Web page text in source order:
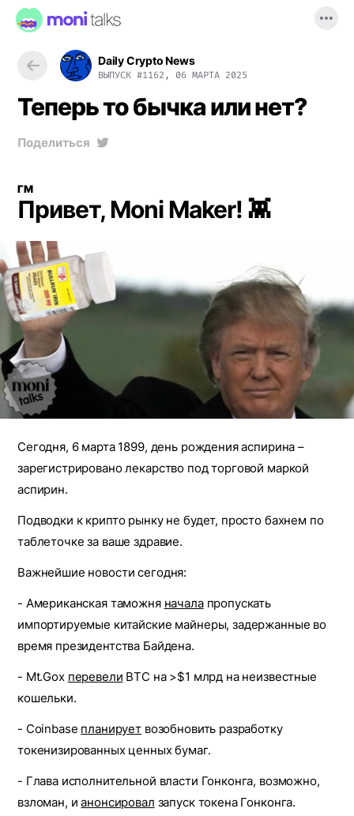
Daily Crypto News
ВЫПУСК #1162, 06 МАРТА 2025
Теперь то бычка или нет?
Поделиться
ГМ
Привет, Moni Maker! 👾
Сегодня, 6 марта 1899, день рождения аспирина –
зарегистрировано лекарство под торговой маркой
аспирин.
Подводки к крипто рынку не будет, просто бахнем по
таблеточке за ваше здравие.
Важнейшие новости сегодня:
- Американская таможня началапропускать
импортируемые китайские майнеры, задержанные во
время президентства Байдена.
- Mt.Gox перевели BTC на >$1 млрд на неизвестные
кошельки.
- Coinbase планирует возобновить разработку
токенизированных ценных бумаг.
- Глава исполнительной власти Гонконга, возможно,
взломан, ианонсировал запуск токена Гонконга.